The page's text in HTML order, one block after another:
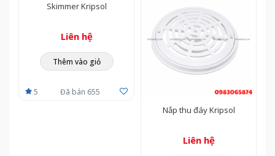
Skimmer Kripsol
Liên hệ
Thêm vào giỏ
5 Đã bán 655
Nắp thu đáy Kripsol
Liên hệ